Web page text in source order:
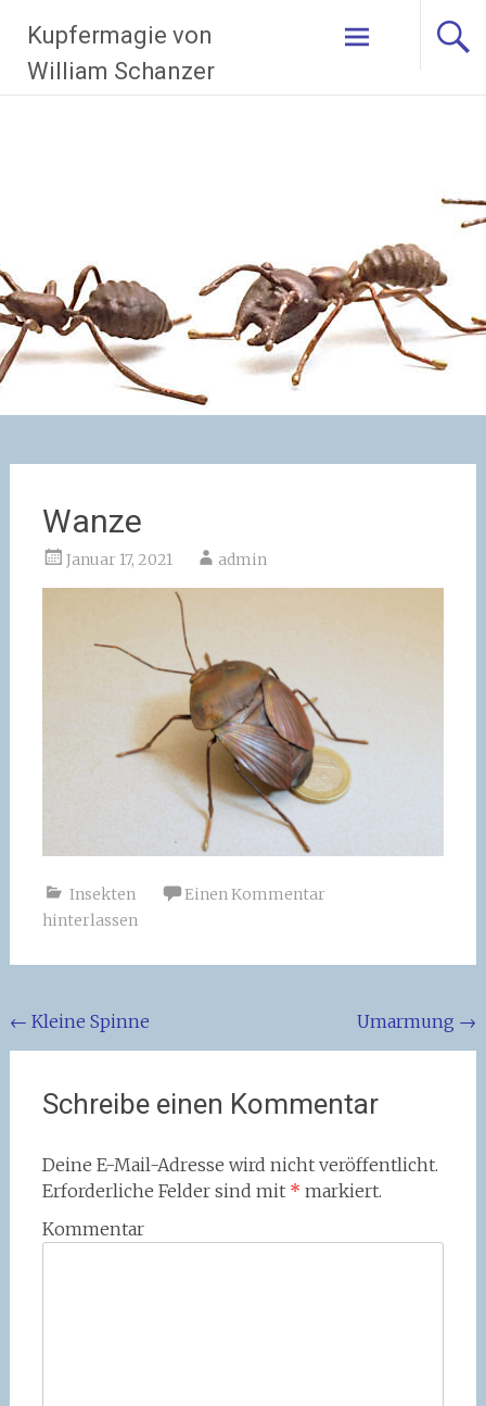
Inhalt
springen
Kupfermagie von
William Schanzer
Wanze
Januar 17, 2021 admin
Insekten
Einen Kommentar
hinterlassen
Beitragsnavigation
← Kleine Spinne Umarmung →
Schreibe einen Kommentar
Deine E-Mail-Adresse wird nicht veröffentlicht.
Erforderliche Felder sind mit * markiert.
Kommentar